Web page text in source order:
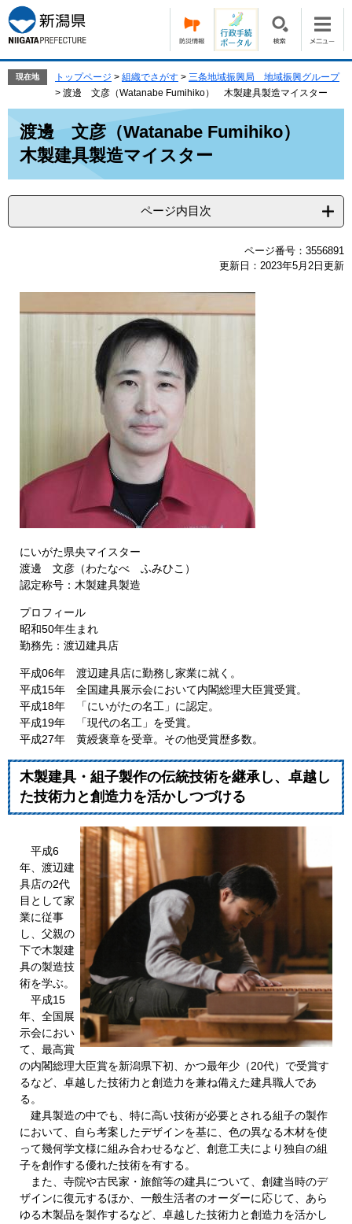
ー
ジ
の
で
す。
ニ
ュ
ー
ば
現在地 トップページ > 組織でさがす > 三条地域振興局 地域振興グループ
> 渡邊 文彦（Watanabe Fumihiko） 木製建具製造マイスター
渡邊 文彦（Watanabe Fumihiko）
木製建具製造マイスター
ページ内目次
ページ番号：3556891
更新日：2023年5月2日更新
にいがた県央マイスター
渡邊 文彦（わたなべ ふみひこ）
認定称号：木製建具製造
プロフィール
昭和50年生まれ
勤務先：渡辺建具店
平成06年 渡辺建具店に勤務し家業に就く。
平成15年 全国建具展示会において内閣総理大臣賞受賞。
平成18年 「にいがたの名工」に認定。
平成19年 「現代の名工」を受賞。
平成27年 黄綬褒章を受章。その他受賞歴多数。
木製建具・組子製作の伝統技術を継承し、卓越し
た技術力と創造力を活かしつづける
平成6
年、渡辺建
具店の2代
目として家
業に従事
し、父親の
下で木製建
具の製造技
術を学ぶ。
平成15
年、全国展
示会におい
て、最高賞
の内閣総理大臣賞を新潟県下初、かつ最年少（20代）で受賞す
るなど、卓越した技術力と創造力を兼ね備えた建具職人であ
る。
建具製造の中でも、特に高い技術が必要とされる組子の製作
において、自ら考案したデザインを基に、色の異なる木材を使
って幾何学文様に組み合わせるなど、創意工夫により独自の組
子を創作する優れた技術を有する。
また、寺院や古民家・旅館等の建具について、創建当時のデ
ザインに復元するほか、一般生活者のオーダーに応じて、あら
ゆる木製品を製作するなど、卓越した技術力と創造力を活かし